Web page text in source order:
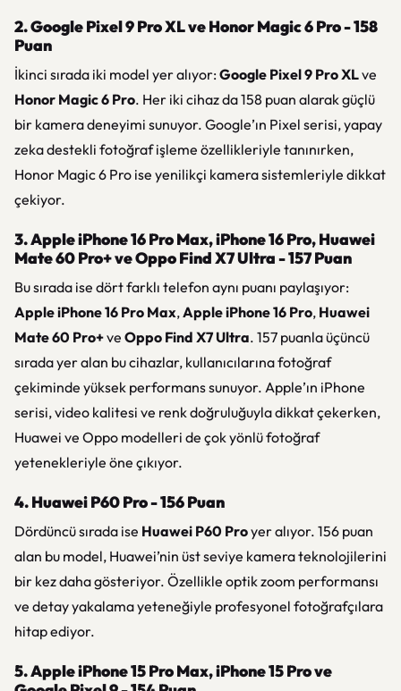
2. Google Pixel 9 Pro XL ve Honor Magic 6 Pro - 158
Puan
İkinci sırada iki model yer alıyor:Google Pixel 9 Pro XLve
Honor Magic 6 Pro. Her iki cihaz da 158 puan alarak güçlü
bir kamera deneyimi sunuyor. Google’ın Pixel serisi, yapay
zeka destekli fotoğraf işleme özellikleriyle tanınırken,
Honor Magic 6 Pro ise yenilikçi kamera sistemleriyle dikkat
çekiyor.
3. Apple iPhone 16 Pro Max, iPhone 16 Pro, Huawei
Mate 60 Pro+ ve Oppo Find X7 Ultra - 157 Puan
Bu sırada ise dört farklı telefon aynı puanı paylaşıyor:
Apple iPhone 16 Pro Max,Apple iPhone 16 Pro, Huawei
Mate 60 Pro+ve Oppo Find X7 Ultra. 157 puanla üçüncü
sırada yer alan bu cihazlar, kullanıcılarına fotoğraf
çekiminde yüksek performans sunuyor. Apple’ın iPhone
serisi, video kalitesi ve renk doğruluğuyla dikkat çekerken,
Huawei ve Oppo modelleri de çok yönlü fotoğraf
yetenekleriyle öne çıkıyor.
4. Huawei P60 Pro - 156 Puan
Dördüncü sırada ise Huawei P60 Proyer alıyor. 156 puan
alan bu model, Huawei’nin üst seviye kamera teknolojilerini
bir kez daha gösteriyor. Özellikle optik zoom performansı
ve detay yakalama yeteneğiyle profesyonel fotoğrafçılara
hitap ediyor.
5. Apple iPhone 15 Pro Max, iPhone 15 Pro ve